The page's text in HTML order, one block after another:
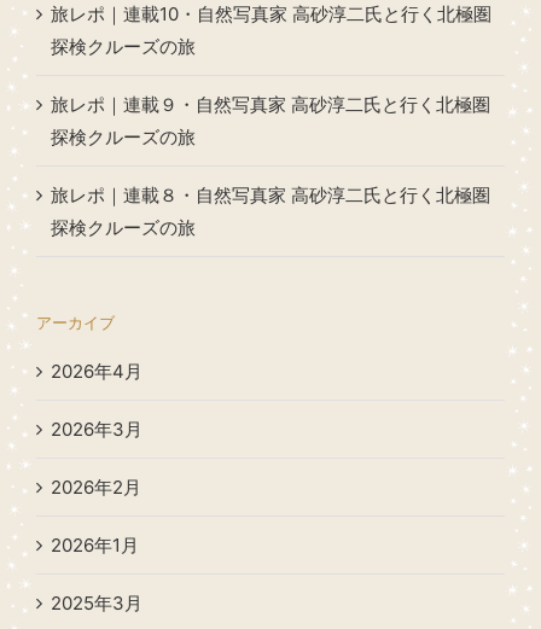
旅レポ｜連載10・自然写真家 高砂淳二氏と行く北極圏
探検クルーズの旅
旅レポ｜連載９・自然写真家 高砂淳二氏と行く北極圏
探検クルーズの旅
旅レポ｜連載８・自然写真家 高砂淳二氏と行く北極圏
探検クルーズの旅
アーカイブ
2026年4月
2026年3月
2026年2月
2026年1月
2025年3月